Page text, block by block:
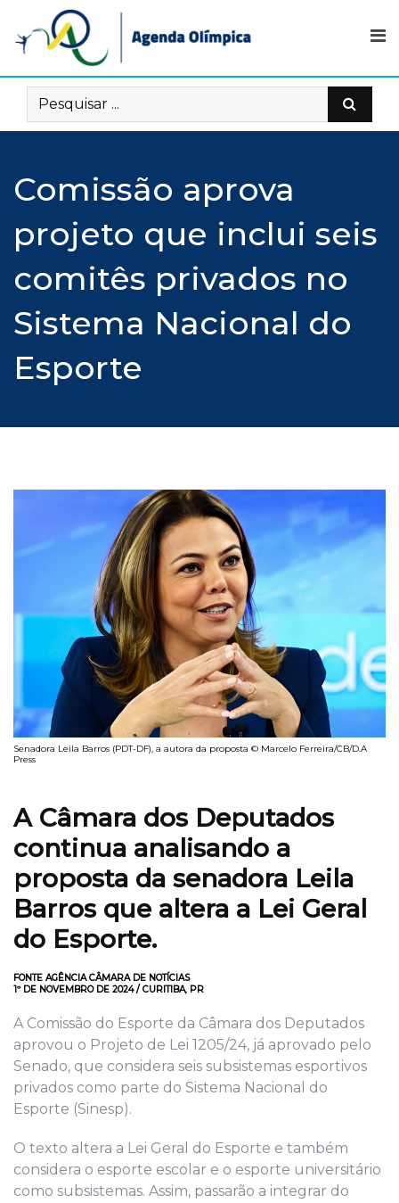
content
Comissão aprova
projeto que inclui seis
comitês privados no
Sistema Nacional do
Esporte
Senadora Leila Barros (PDT-DF), a autora da proposta © Marcelo Ferreira/CB/D.A
Press
A Câmara dos Deputados
continua analisando a
proposta da senadora Leila
Barros que altera a Lei Geral
do Esporte.
FONTE AGÊNCIA CÂMARA DE NOTÍCIAS
1º DE NOVEMBRO DE 2024 / CURITIBA, PR
A Comissão do Esporte da Câmara dos Deputados
aprovou o Projeto de Lei 1205/24, já aprovado pelo
Senado, que considera seis subsistemas esportivos
privados como parte do Sistema Nacional do
Esporte (Sinesp).
O texto altera a Lei Geral do Esporte e também
considera o esporte escolar e o esporte universitário
como subsistemas. Assim, passarão a integrar do